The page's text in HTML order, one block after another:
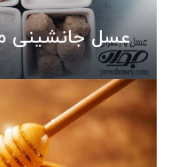
عسل جانشینی